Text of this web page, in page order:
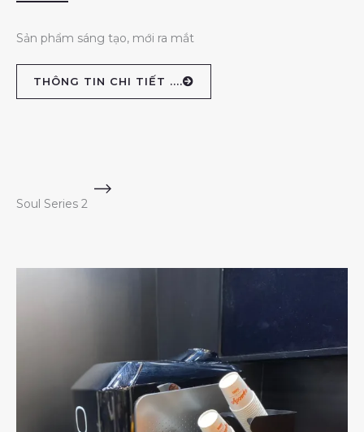
Sản phẩm sáng tạo, mới ra mắt
THÔNG TIN CHI TIẾT ....
Soul Series 2